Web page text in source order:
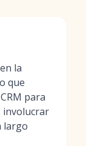
la
que
para
involucrar
largo